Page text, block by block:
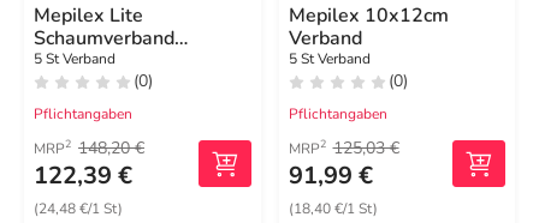
Mepilex Lite
Schaumverband
12,5x12,5cm steril
5 St Verband
(0)
Pflichtangaben
MRP2 148,20 €
122,39 €
(24,48 €/1 St)
Mepilex 10x12cm
Verband
5 St Verband
(0)
Pflichtangaben
MRP2 125,03 €
91,99 €
(18,40 €/1 St)